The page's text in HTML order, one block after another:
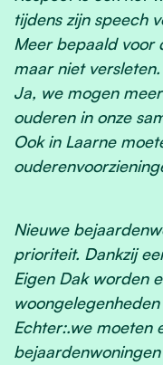
tijdens zijn speech
Meer bepaald voor
maar niet versleten.
Ja, we mogen
ouderen in onze
Ook in Laarne
Nieuwe
prioriteit. Dankzij
Eigen Dak worden
Echter:.we moeten